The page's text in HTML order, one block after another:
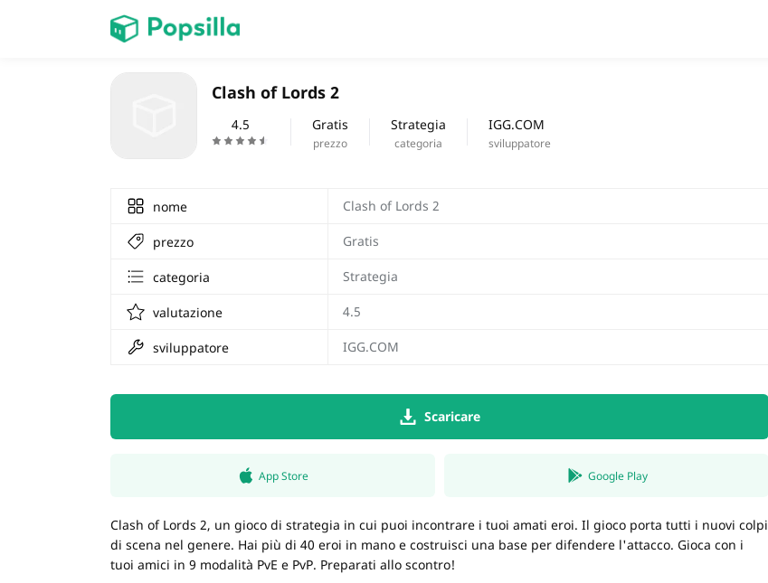
Clash of Lords 2
4.5 Gratis
prezzo
Strategia
categoria
IGG.COM
sviluppatore
nome Clash of Lords 2
prezzo Gratis
categoria Strategia
valutazione 4.5
sviluppatore IGG.COM
Scaricare
App Store Google Play
Clash of Lords 2, un gioco di strategia in cui puoi incontrare i tuoi amati eroi. Il gioco porta tutti i nuovi colpi
di scena nel genere. Hai più di 40 eroi in mano e costruisci una base per difendere l'attacco. Gioca con i
tuoi amici in 9 modalità PvE e PvP. Preparati allo scontro!